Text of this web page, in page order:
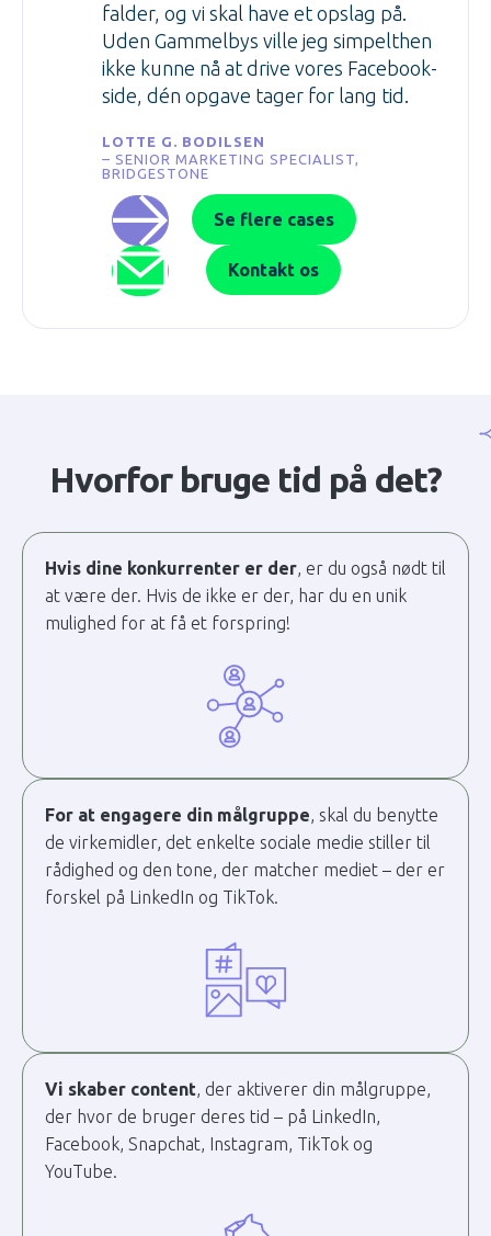
falder, og vi skal have et opslag på.
Uden Gammelbys ville jeg simpelthen
ikke kunne nå at drive vores Facebook-
side, dén opgave tager for lang tid.
LOTTE G. BODILSEN
– SENIOR MARKETING SPECIALIST,
BRIDGESTONE
Se flere cases
Kontakt os
Hvorfor bruge tid på det?
Hvis dine konkurrenter er der, er du også nødt til
at være der. Hvis de ikke er der, har du en unik
mulighed for at få et forspring!
For at engagere din målgruppe, skal du benytte
de virkemidler, det enkelte sociale medie stiller til
rådighed og den tone, der matcher mediet – der er
forskel på LinkedIn og TikTok.
Vi skaber content, der aktiverer din målgruppe,
der hvor de bruger deres tid – på LinkedIn,
Facebook, Snapchat, Instagram, TikTok og
YouTube.